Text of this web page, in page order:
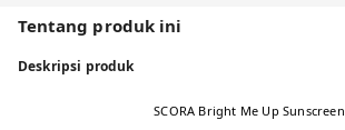
Tentang produk ini
Deskripsi produk
SCORA Bright Me Up Sunscreen